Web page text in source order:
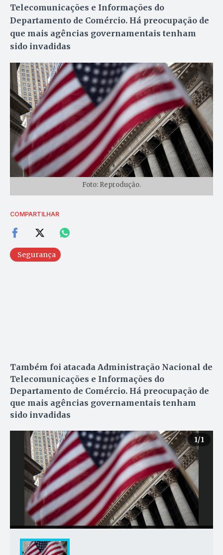
Telecomunicações e Informações do
Departamento de Comércio. Há preocupação de
que mais agências governamentais tenham
sido invadidas
Foto: Reprodução.
COMPARTILHAR
Segurança
Também foi atacada Administração Nacional de
Telecomunicações e Informações do
Departamento de Comércio. Há preocupação de
que mais agências governamentais tenham
sido invadidas
1/1